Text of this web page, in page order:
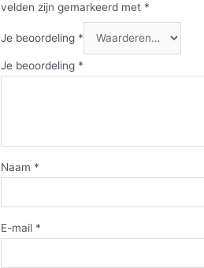
velden zijn gemarkeerd met *
Je beoordeling *
Je beoordeling *
Naam *
E-mail *